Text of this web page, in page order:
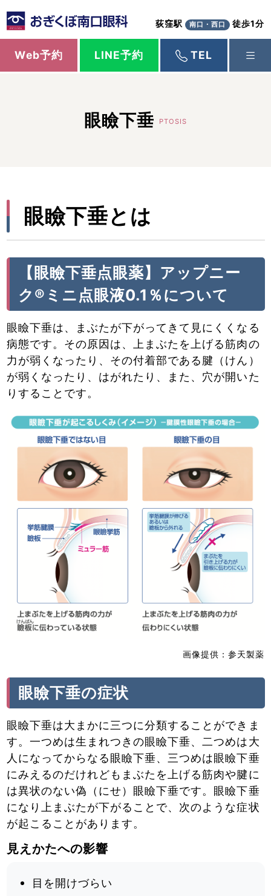
荻窪駅 南口・西口 徒歩1分
Web予約 LINE予約 TEL
眼瞼下垂 PTOSIS
眼瞼下垂とは
【眼瞼下垂点眼薬】アップニー
ク®ミニ点眼液0.1％について
眼瞼下垂は、まぶたが下がってきて見にくくなる
病態です。その原因は、上まぶたを上げる筋肉の
力が弱くなったり、その付着部である腱（けん）
が弱くなったり、はがれたり、また、穴が開いた
りすることです。
画像提供：参天製薬
眼瞼下垂の症状
眼瞼下垂は大まかに三つに分類することができま
す。一つめは生まれつきの眼瞼下垂、二つめは大
人になってからなる眼瞼下垂、三つめは眼瞼下垂
にみえるのだけれどもまぶたを上げる筋肉や腱に
は異状のない偽（にせ）眼瞼下垂です。眼瞼下垂
になり上まぶたが下がることで、次のような症状
が起こることがあります。
見えかたへの影響
目を開けづらい